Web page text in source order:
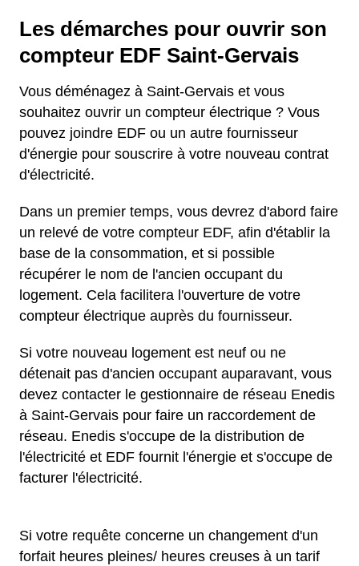
Les démarches pour ouvrir son
compteur EDF Saint-Gervais
Vous déménagez à Saint-Gervais et vous
souhaitez ouvrir un compteur électrique ? Vous
pouvez joindre EDF ou un autre fournisseur
d'énergie pour souscrire à votre nouveau contrat
d'électricité.
Dans un premier temps, vous devrez d'abord faire
un relevé de votre compteur EDF, afin d'établir la
base de la consommation, et si possible
récupérer le nom de l'ancien occupant du
logement. Cela facilitera l'ouverture de votre
compteur électrique auprès du fournisseur.
Si votre nouveau logement est neuf ou ne
détenait pas d'ancien occupant auparavant, vous
devez contacter le gestionnaire de réseau Enedis
à Saint-Gervais pour faire un raccordement de
réseau. Enedis s'occupe de la distribution de
l'électricité et EDF fournit l'énergie et s'occupe de
facturer l'électricité.
Si votre requête concerne un changement d'un
forfait heures pleines/ heures creuses à un tarif